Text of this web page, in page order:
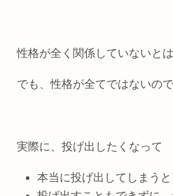
性格が全く関係していないと
でも、性格が全てではないので
実際に、投げ出したくなって
本当に投げ出してしまうと